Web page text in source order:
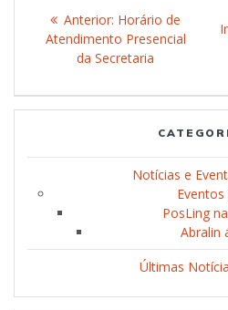
de
Anterior: Post
anterior:
Horário de
Atendimento Presencial
da Secretaria
Notícias e
Eventos
PosLing
Abralin
Últimas